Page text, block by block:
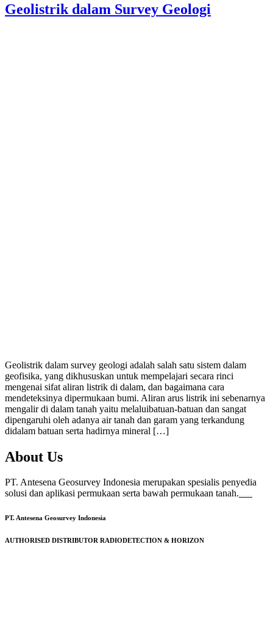
Geolistrik dalam Survey Geologi
Geolistrik dalam survey geologi adalah salah satu sistem dalam
geofisika, yang dikhususkan untuk mempelajari secara rinci
mengenai sifat aliran listrik di dalam, dan bagaimana cara
mendeteksinya dipermukaan bumi. Aliran arus listrik ini sebenarnya
mengalir di dalam tanah yaitu melaluibatuan-batuan dan sangat
dipengaruhi oleh adanya air tanah dan garam yang terkandung
didalam batuan serta hadirnya mineral […]
About Us
PT. Antesena Geosurvey Indonesia merupakan spesialis penyedia
solusi dan aplikasi permukaan serta bawah permukaan tanah.
PT. Antesena Geosurvey Indonesia
AUTHORISED DISTRIBUTOR RADIODETECTION & HORIZON